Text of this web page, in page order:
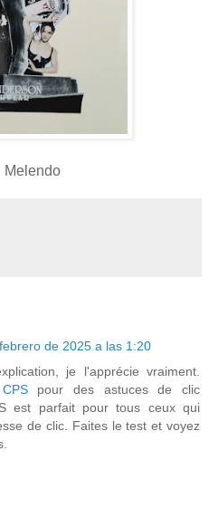
Melendo
de 2025 a las 1:20
je l'apprécie vraiment.
pour des astuces de clic
est parfait pour tous ceux qui
de clic. Faites le test et voyez